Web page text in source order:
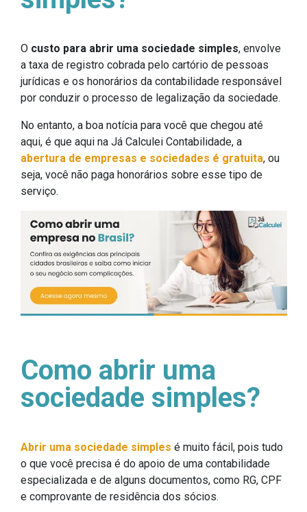
O custo para abrir uma sociedade simples, envolve
a taxa de registro cobrada pelo cartório de pessoas
jurídicas e os honorários da contabilidade responsável
por conduzir o processo de legalização da sociedade.
No entanto, a boa notícia para você que chegou até
aqui, é que aqui na Já Calculei Contabilidade, a
abertura de empresas e sociedades é gratuita, ou
seja, você não paga honorários sobre esse tipo de
serviço.
Como abrir uma
sociedade simples?
Abrir uma sociedade simples é muito fácil, pois tudo
o que você precisa é do apoio de uma contabilidade
especializada e de alguns documentos, como RG, CPF
e comprovante de residência dos sócios.